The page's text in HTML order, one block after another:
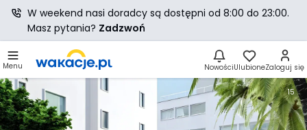
Menu NowościUlubioneZaloguj się
15
W weekend nasi doradcy są dostępni od 8:00 do 23:00.
Masz pytania? Zadzwoń